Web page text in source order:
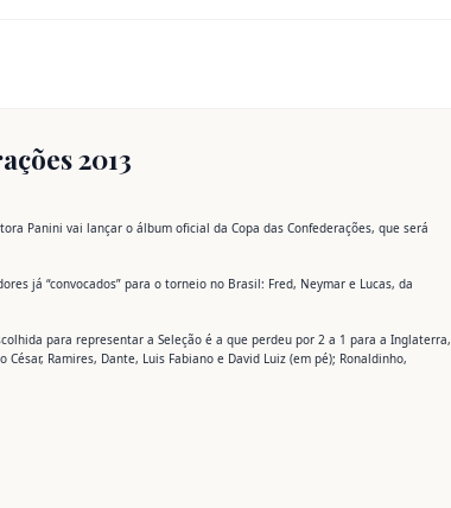
2013
Panini vai lançar o álbum oficial da Copa das Confederações, que será
já “convocados” para o torneio no Brasil: Fred, Neymar e Lucas, da
para representar a Seleção é a que perdeu por 2 a 1 para a Inglaterra,
Ramires, Dante, Luis Fabiano e David Luiz (em pé); Ronaldinho,